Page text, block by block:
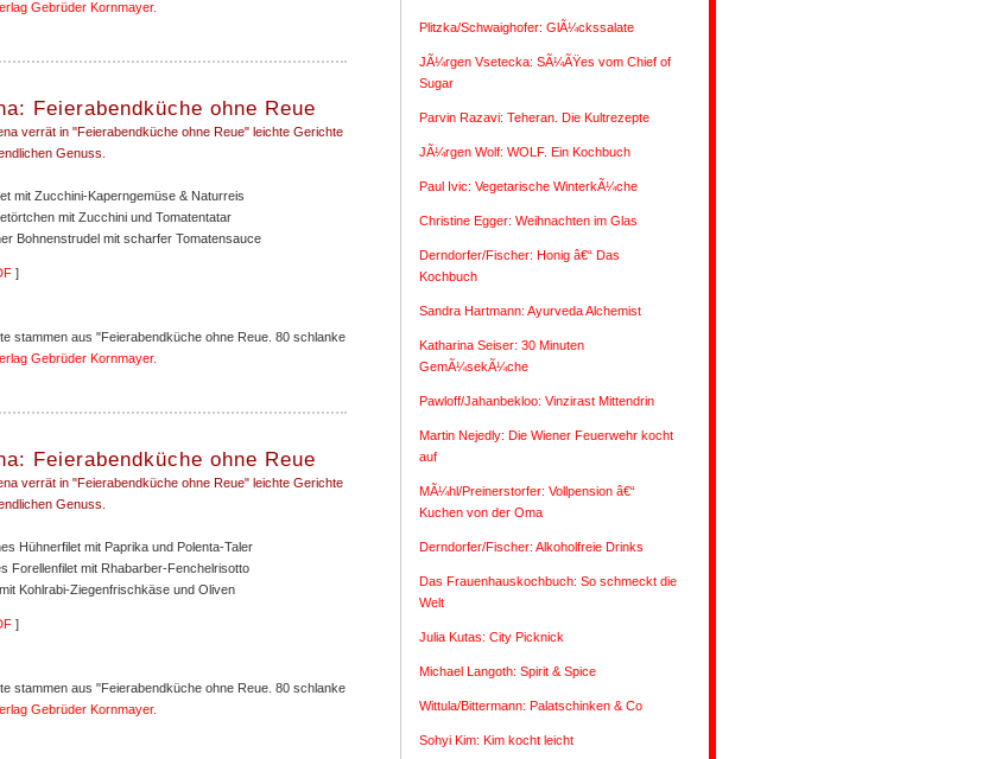
Gebrüder Kornmayer.
Feierabendküche ohne Reue
verrät in "Feierabendküche ohne Reue" leichte Gerichte
Genuss.
mit Zucchini-Kaperngemüse & Naturreis
mit Zucchini und Tomatentatar
Bohnenstrudel mit scharfer Tomatensauce
]
stammen aus "Feierabendküche ohne Reue. 80 schlanke
Gebrüder Kornmayer.
Feierabendküche ohne Reue
verrät in "Feierabendküche ohne Reue" leichte Gerichte
Genuss.
Hühnerfilet mit Paprika und Polenta-Taler
Forellenfilet mit Rhabarber-Fenchelrisotto
Kohlrabi-Ziegenfrischkäse und Oliven
]
stammen aus "Feierabendküche ohne Reue. 80 schlanke
Gebrüder Kornmayer.
Plitzka/Schwaighofer: GlÃ¼ckssalate
JÃ¼rgen Vsetecka: SÃ¼ÃŸes vom Chief of
Sugar
Parvin Razavi: Teheran. Die Kultrezepte
JÃ¼rgen Wolf: WOLF. Ein Kochbuch
Paul Ivic: Vegetarische WinterkÃ¼che
Christine Egger: Weihnachten im Glas
Derndorfer/Fischer: Honig â€“ Das
Kochbuch
Sandra Hartmann: Ayurveda Alchemist
Katharina Seiser: 30 Minuten
GemÃ¼sekÃ¼che
Pawloff/Jahanbekloo: Vinzirast Mittendrin
Martin Nejedly: Die Wiener Feuerwehr kocht
auf
MÃ¼hl/Preinerstorfer: Vollpension â€“
Kuchen von der Oma
Derndorfer/Fischer: Alkoholfreie Drinks
Das Frauenhauskochbuch: So schmeckt die
Welt
Julia Kutas: City Picknick
Michael Langoth: Spirit & Spice
Wittula/Bittermann: Palatschinken & Co
Sohyi Kim: Kim kocht leicht